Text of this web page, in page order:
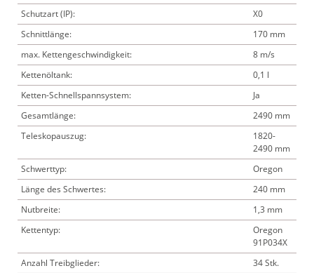
Schutzart (IP):
X0
Schnittlänge:
170 mm
max. Kettengeschwindigkeit:
8 m/s
Kettenöltank:
0,1 l
Ketten-Schnellspannsystem:
Ja
Gesamtlänge:
2490 mm
Teleskopauszug:
1820-
2490 mm
Schwerttyp:
Oregon
Länge des Schwertes:
240 mm
Nutbreite:
1,3 mm
Kettentyp:
Oregon
91P034X
Anzahl Treibglieder:
34 Stk.